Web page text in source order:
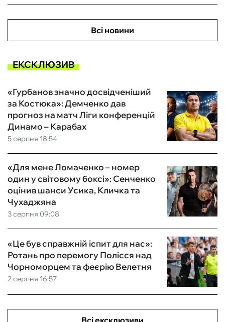
Всі новини
ЕКСКЛЮЗИВ
5 серпня 18:54
«Гурбанов значно досвідченіший
за Костюка»: Демченко дав
прогноз на матч Ліги конференцій
Динамо – Карабах
3 серпня 09:08
«Для мене Ломаченко – номер
один у світовому боксі»: Сенченко
оцінив шанси Усика, Кличка та
Чухаджяна
2 серпня 16:57
«Це був справжній іспит для нас»:
Ротань про перемогу Полісся над
Чорноморцем та феєрію Велетня